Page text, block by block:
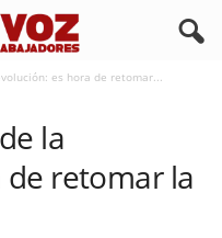
es hora de retomar...
la
de retomar la